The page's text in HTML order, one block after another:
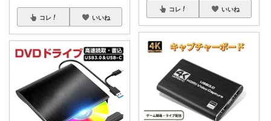
コレ いいね
コレ いいね